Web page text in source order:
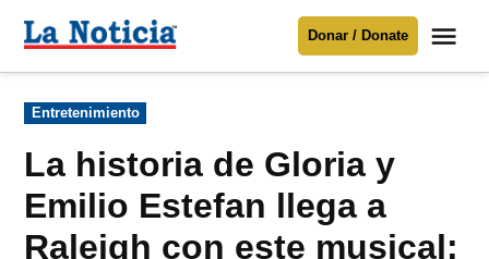
Para mantenerte informado necesitamos
Donar
contenido
Noticia
Donar / Donate
Publicado
en
Entretenimiento
La historia de Gloria y
Emilio Estefan llega a
Raleigh con este musical: